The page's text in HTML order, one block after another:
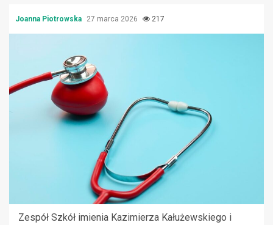
Joanna Piotrowska 27 marca 2026 217
Zespół Szkół imienia Kazimierza Kałużewskiego i